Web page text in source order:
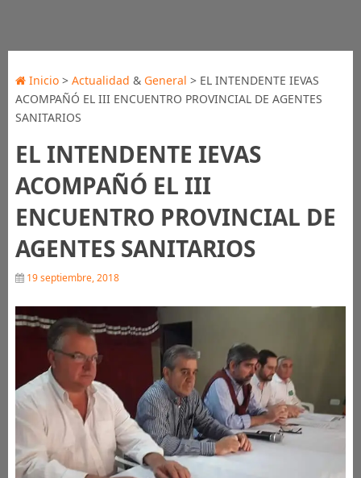
Inicio> Actualidad & General > EL INTENDENTE IEVAS
ACOMPAÑÓ EL III ENCUENTRO PROVINCIAL DE AGENTES
SANITARIOS
EL INTENDENTE IEVAS
ACOMPAÑÓ EL III
ENCUENTRO PROVINCIAL DE
AGENTES SANITARIOS
19 septiembre, 2018